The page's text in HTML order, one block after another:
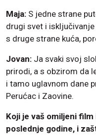
Maja: S jedne strane
drugi svet i
s druge strane kuća,
Jovan: Ja svaki svoj
prirodi, a s obzirom da
i tamo uglavnom dane
Perućac i Zaovine.
Koji je vaš omiljeni
poslednje godine, i